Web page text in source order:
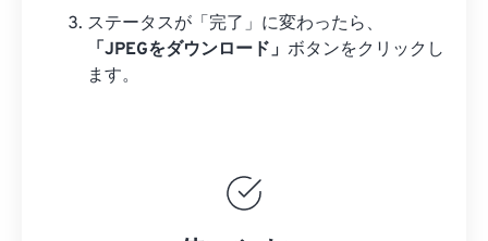
ステータスが「完了」に変わったら、
「JPEGをダウンロード」 ボタンをクリックし
ます。